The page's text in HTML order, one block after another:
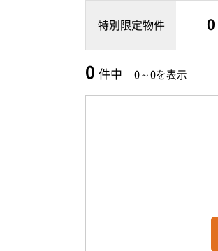
特別限定物件 0
0 件中 0～0を表示